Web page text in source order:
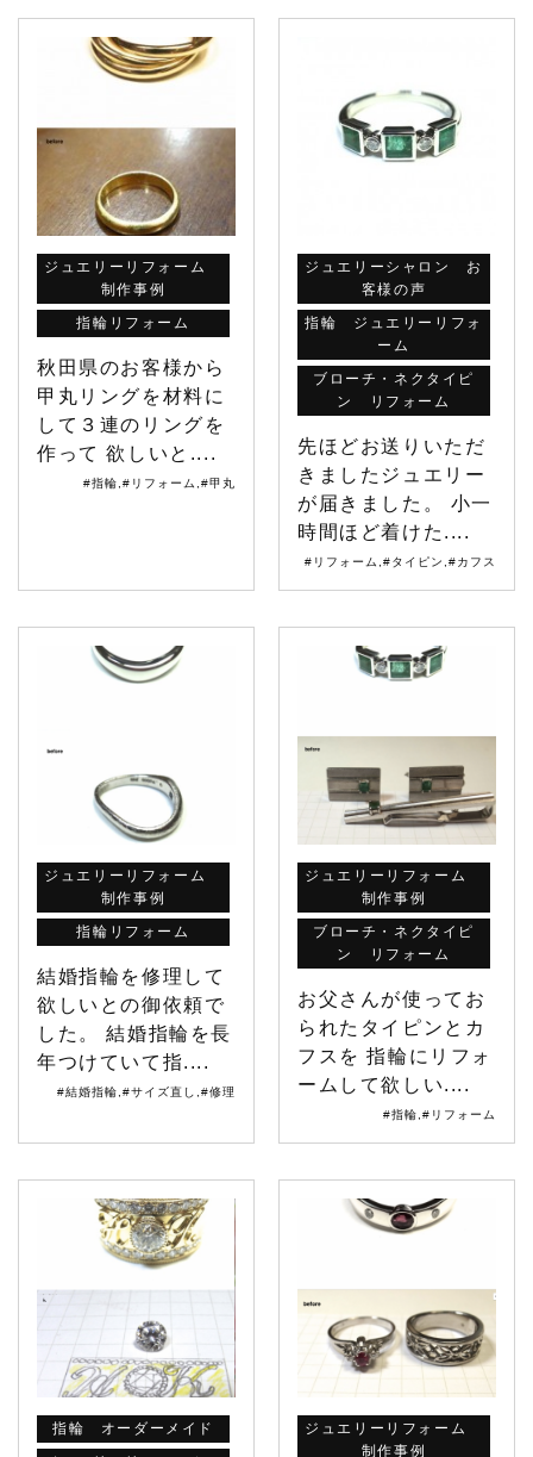
ジュエリーリフォーム
制作事例
指輪リフォーム
秋田県のお客様から
甲丸リングを材料に
して３連のリングを
作って 欲しいと....
#指輪 #リフォーム #甲丸
ジュエリーシャロン お
客様の声
指輪 ジュエリーリフォ
ーム
ブローチ・ネクタイピ
ン リフォーム
先ほどお送りいただ
きましたジュエリー
が届きました。 小一
時間ほど着けた....
#リフォーム #タイピン #カフス
ジュエリーリフォーム
制作事例
指輪リフォーム
結婚指輪を修理して
欲しいとの御依頼で
した。 結婚指輪を長
年つけていて指....
#結婚指輪 #サイズ直し #修理
ジュエリーリフォーム
制作事例
ブローチ・ネクタイピ
ン リフォーム
お父さんが使ってお
られたタイピンとカ
フスを 指輪にリフォ
ームして欲しい....
#指輪 #リフォーム
指輪 オーダーメイド
ジュエリーリフォーム
制作事例